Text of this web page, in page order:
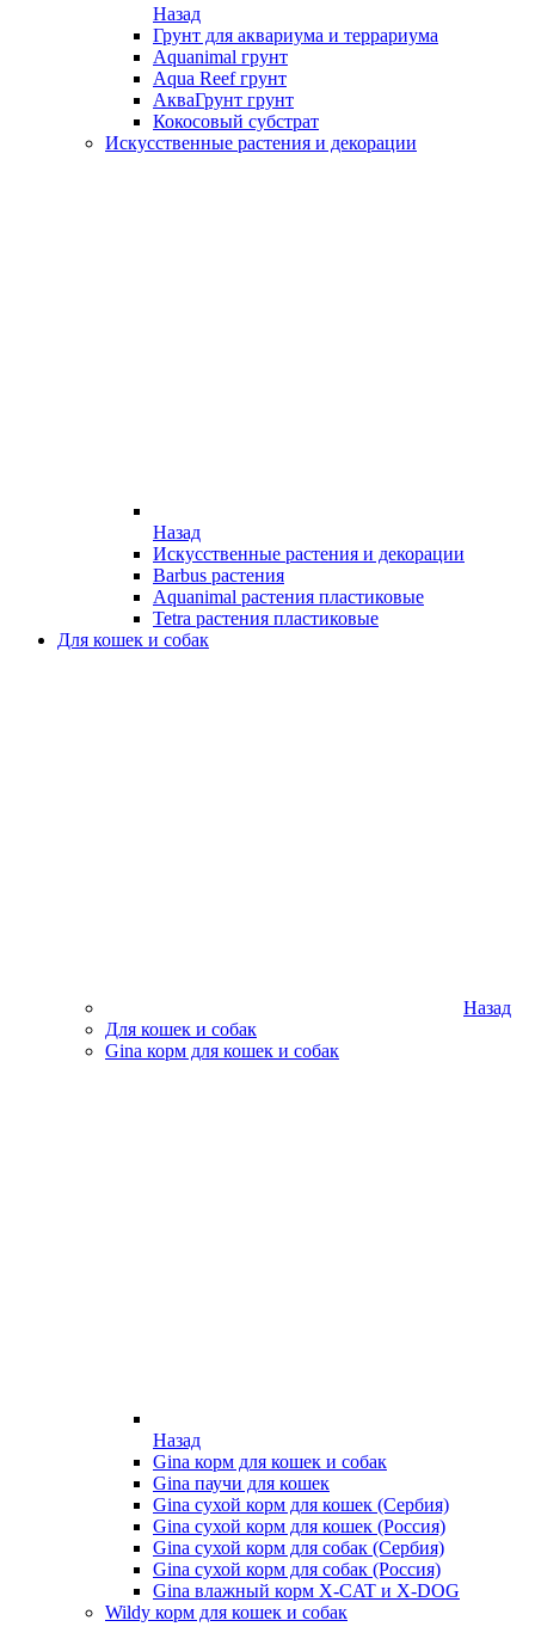
Назад
Грунт для аквариума и террариума
Aquanimal грунт
Aqua Reef грунт
АкваГрунт грунт
Кокосовый субстрат
Искусственные растения и декорации
Назад
Искусственные растения и декорации
Barbus растения
Aquanimal растения пластиковые
Tetra растения пластиковые
Для кошек и собак
Назад
Для кошек и собак
Gina корм для кошек и собак
Назад
Gina корм для кошек и собак
Gina паучи для кошек
Gina сухой корм для кошек (Сербия)
Gina сухой корм для кошек (Россия)
Gina сухой корм для собак (Сербия)
Gina сухой корм для собак (Россия)
Gina влажный корм X-CAT и X-DOG
Wildy корм для кошек и собак